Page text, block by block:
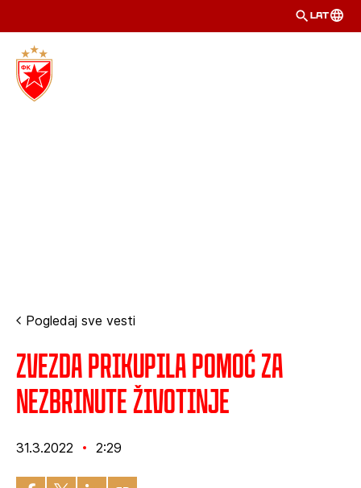
LAT
Pogledaj sve vesti
Zvezda prikupila pomoć za
nezbrinute životinje
31.3.2022 2:29